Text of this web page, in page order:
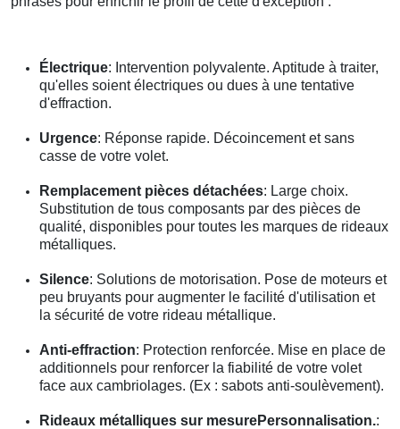
Électrique: Intervention polyvalente. Aptitude à traiter,
qu'elles soient électriques ou dues à une tentative
d'effraction.
Urgence: Réponse rapide. Décoincement et sans
casse de votre volet.
Remplacement pièces détachées: Large choix.
Substitution de tous composants par des pièces de
qualité, disponibles pour toutes les marques de rideaux
métalliques.
Silence: Solutions de motorisation. Pose de moteurs et
peu bruyants pour augmenter le facilité d'utilisation et
la sécurité de votre rideau métallique.
Anti-effraction: Protection renforcée. Mise en place de
additionnels pour renforcer la fiabilité de votre volet
face aux cambriolages. (Ex : sabots anti-soulèvement).
Rideaux métalliques sur mesurePersonnalisation.: